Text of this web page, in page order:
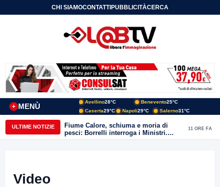
CHI SIAMOCONTATTIPUBBLICITÀCERCA
MENÙ
+
Avellino28°C Benevento25°C
Caserta29°C Napoli29°C Salerno31°C
ULTIME NOTIZIE
Fiume Calore, schiuma e moria di
pesci: Borrelli interroga i Ministri.
“Benevento paga l’assenza del
11 ORE FA
Video